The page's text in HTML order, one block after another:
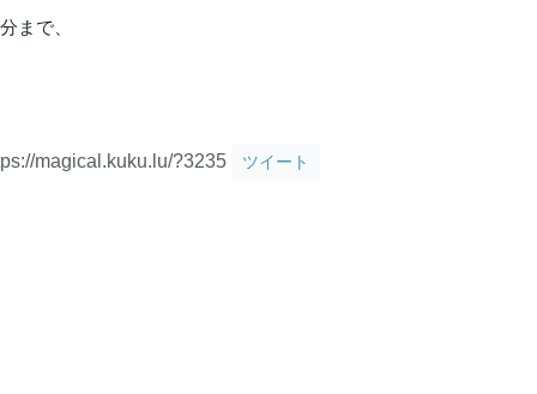
まで、
magical.kuku.lu/?3235 ツイート